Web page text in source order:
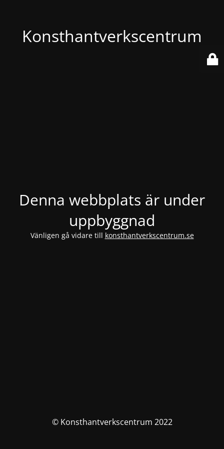
Konsthantverkscentrum
Denna webbplats är under
uppbyggnad
Vänligen gå vidare till konsthantverkscentrum.se
© Konsthantverkscentrum 2022